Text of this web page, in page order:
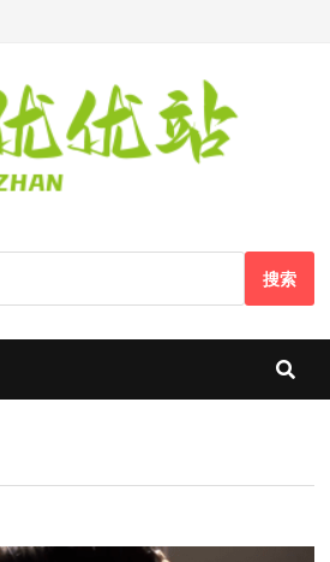
搜索